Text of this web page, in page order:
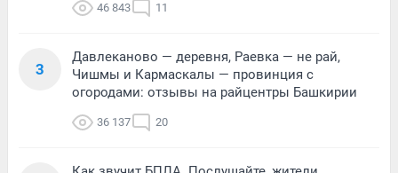
46 843 11
3
Давлеканово — деревня, Раевка — не рай,
Чишмы и Кармаскалы — провинция с
огородами: отзывы на райцентры Башкирии
36 137 20